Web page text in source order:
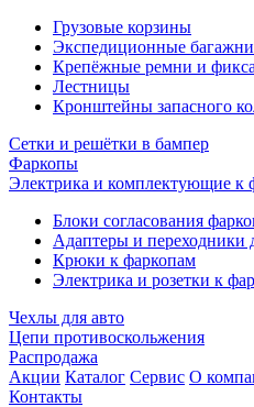
Грузовые корзины
Экспедиционные
Крепёжные ремни и
Лестницы
Кронштейны запасного
Сетки и решётки в бампер
Фаркопы
Электрика и комплектующие к
Блоки согласования
Адаптеры и переходники
Крюки к фаркопам
Электрика и розетки к
Чехлы для авто
Цепи противоскольжения
Распродажа
Акции Каталог Сервис О
Контакты